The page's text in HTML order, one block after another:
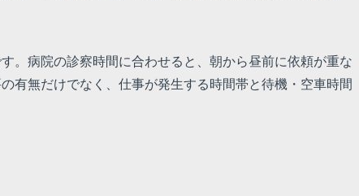
。病院の診察時間に合わせると、朝から昼前に依頼が重な
有無だけでなく、仕事が発生する時間帯と待機・空車時間